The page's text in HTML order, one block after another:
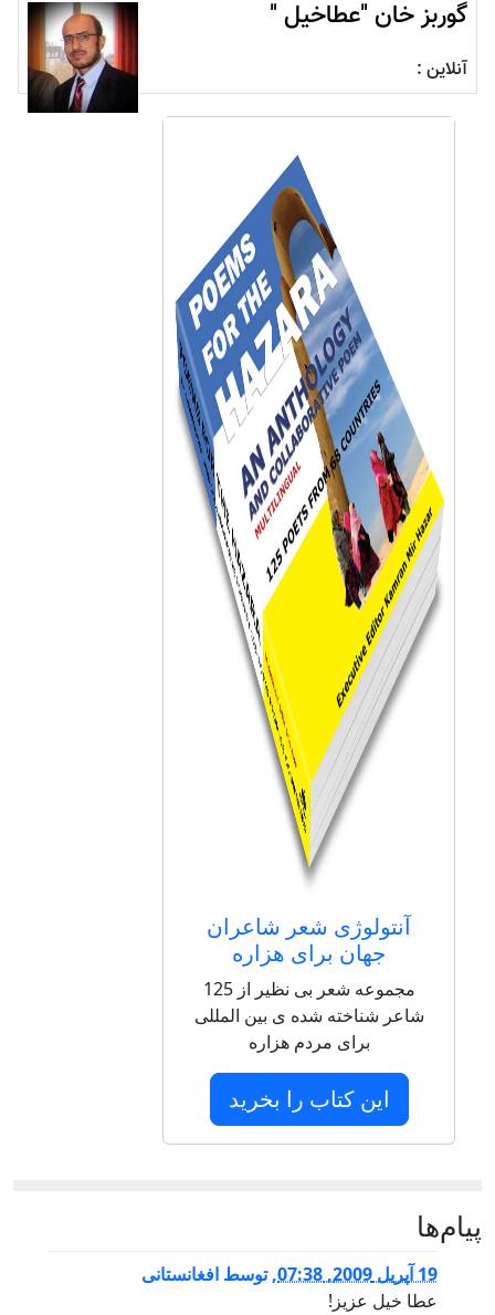
گوربز خان "عطاخیل "
آنلاین :
آنتولوژی شعر شاعران
جهان برای هزاره
مجموعه شعر بی نظیر از 125
شاعر شناخته شده ی بین المللی
برای مردم هزاره
این کتاب را بخرید
پيام‌ها
19 آپریل 2009, 07:38 ,توسط افغانستانی
عطا خیل عزیز!